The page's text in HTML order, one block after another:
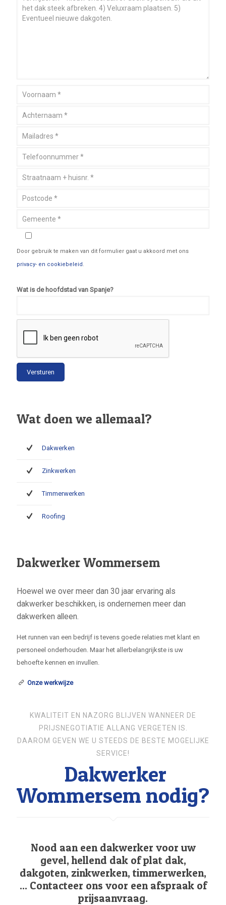
Door gebruik te maken van dit formulier gaat u akkoord met ons
privacy- en cookiebeleid.
Wat is de hoofdstad van Spanje?
Wat doen we allemaal?
Dakwerken
Zinkwerken
Timmerwerken
Roofing
Dakwerker Wommersem
Hoewel we over meer dan 30 jaar ervaring als
dakwerker beschikken, is ondernemen meer dan
dakwerken alleen.
Het runnen van een bedrijf is tevens goede relaties met klant en
personeel onderhouden. Maar het allerbelangrijkste is uw
behoefte kennen en invullen.
Onze werkwijze
KWALITEIT EN NAZORG BLIJVEN WANNEER DE
PRIJSNEGOTIATIE ALLANG VERGETEN IS.
DAAROM GEVEN WE U STEEDS DE BESTE MOGELIJKE
SERVICE!
Dakwerker
Wommersem nodig?
Nood aan een dakwerker voor uw
gevel, hellend dak of plat dak,
dakgoten, zinkwerken, timmerwerken,
... Contacteer ons voor een afspraak of
prijsaanvraag.